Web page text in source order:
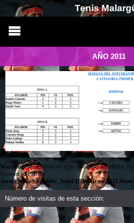
Tenis
AÑO 2011
Warning: Increment on type bool has no effect,
version of PHP in
/home/tenis93/public_html/Historicos/2011/
Número de visitas de esta sección: